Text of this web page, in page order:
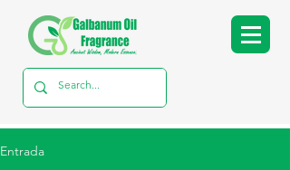
Entrada